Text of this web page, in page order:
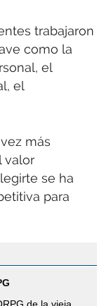
trabajaron
como la
el
el
más
valor
se ha
para